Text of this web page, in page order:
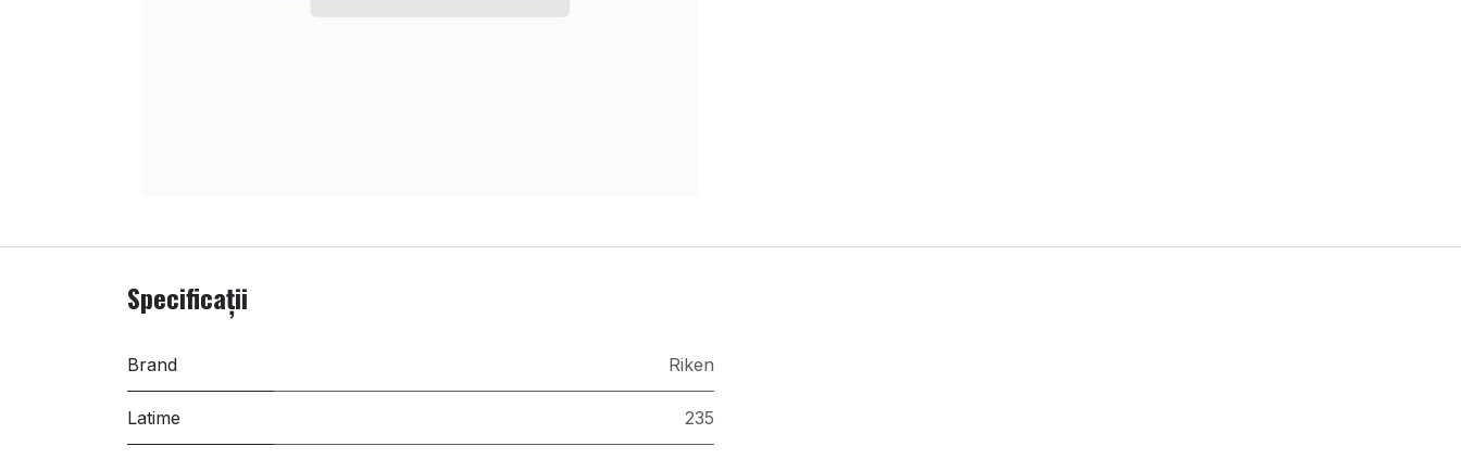
Specificații
Brand Riken
Latime 235